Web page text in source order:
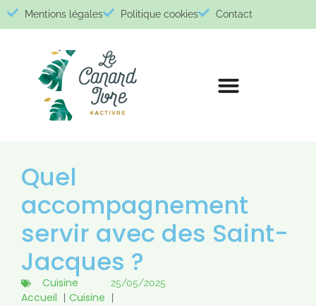
Mentions légales Politique cookies Contact
Quel
accompagnement
servir avec des Saint-
Jacques ?
Cuisine 25/05/2025
Accueil Cuisine